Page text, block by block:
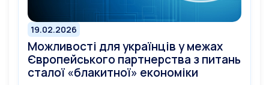
19.02.2026
Можливості для українців у межах
Європейського партнерства з питань
сталої «блакитної» економіки